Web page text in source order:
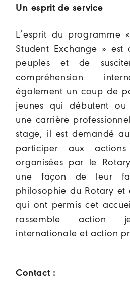
Un esprit de service
L’esprit du programme «
Student Exchange » est
peuples et de
compréhension
également un coup de
jeunes qui débutent ou
une carrière
stage, il est demandé
participer aux
organisées par le
une façon de leur
philosophie du Rotary et
qui ont permis cet
rassemble action
internationale et action
Contact :